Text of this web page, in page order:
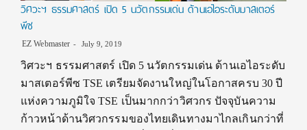
วิศวะฯ ธรรมศาสตร์ เปิด 5 นวัตกรรมเด่น ด้านเอไอระดับมาสเตอร์
พีซ
EZ Webmaster July 9, 2019
วิศวะฯ ธรรมศาสตร์ เปิด 5 นวัตกรรมเด่น ด้านเอไอระดับ
มาสเตอร์พีซ TSE เตรียมจัดงานใหญ่ในโอกาสครบ 30 ปี
แห่งความภูมิใจ TSE เป็นมากกว่าวิศวกร ปัจจุบันความ
ก้าวหน้าด้านวิศวกรรมของไทยเดินทางมาไกลเกินกว่าที่